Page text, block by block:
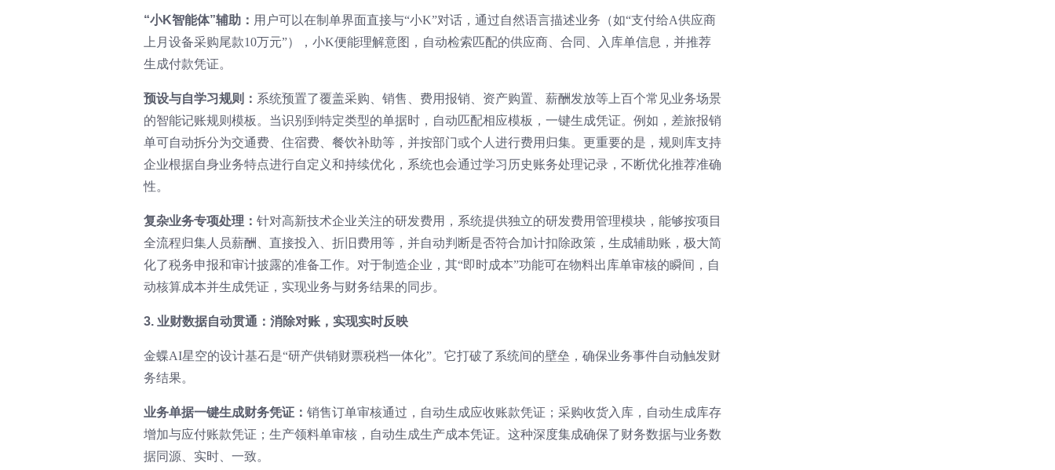
“小K智能体”辅助： 用户可以在制单界面直接与“小K”对话，通过自然语言描述业务（如“支付给A供应商
上月设备采购尾款10万元”），小K便能理解意图，自动检索匹配的供应商、合同、入库单信息，并推荐
生成付款凭证。
预设与自学习规则： 系统预置了覆盖采购、销售、费用报销、资产购置、薪酬发放等上百个常见业务场景
的智能记账规则模板。当识别到特定类型的单据时，自动匹配相应模板，一键生成凭证。例如，差旅报销
单可自动拆分为交通费、住宿费、餐饮补助等，并按部门或个人进行费用归集。更重要的是，规则库支持
企业根据自身业务特点进行自定义和持续优化，系统也会通过学习历史账务处理记录，不断优化推荐准确
性。
复杂业务专项处理： 针对高新技术企业关注的研发费用，系统提供独立的研发费用管理模块，能够按项目
全流程归集人员薪酬、直接投入、折旧费用等，并自动判断是否符合加计扣除政策，生成辅助账，极大简
化了税务申报和审计披露的准备工作。对于制造企业，其“即时成本”功能可在物料出库单审核的瞬间，自
动核算成本并生成凭证，实现业务与财务结果的同步。
3. 业财数据自动贯通：消除对账，实现实时反映
金蝶AI星空的设计基石是“研产供销财票税档一体化”。它打破了系统间的壁垒，确保业务事件自动触发财
务结果。
业务单据一键生成财务凭证： 销售订单审核通过，自动生成应收账款凭证；采购收货入库，自动生成库存
增加与应付账款凭证；生产领料单审核，自动生成生产成本凭证。这种深度集成确保了财务数据与业务数
据同源、实时、一致。